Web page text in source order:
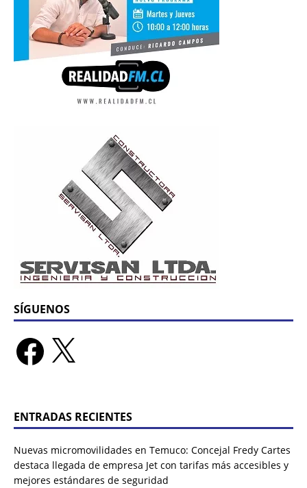
SÍGUENOS
ENTRADAS RECIENTES
Nuevas micromovilidades en Temuco: Concejal Fredy Cartes
destaca llegada de empresa Jet con tarifas más accesibles y
mejores estándares de seguridad